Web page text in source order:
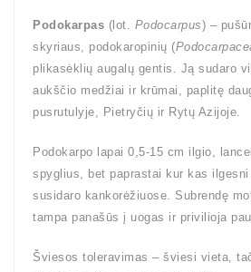
Podokarpas (lot. Podocarpus) –
skyriaus, podokaropinių (
plikasėklių augalų gentis. Ją sudaro
aukščio medžiai ir krūmai, paplitę
pusrutulyje, Pietryčių ir Rytų Azijoje.
Podokarpo lapai 0,5-15 cm ilgio,
spyglius, bet paprastai kur kas
susidaro kankorėžiuose. Subrendę
tampa panašūs į uogas ir privilioja
Šviesos toleravimas – šviesi vieta,